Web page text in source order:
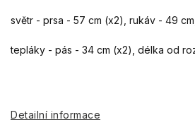
světr - prsa - 57 cm (x2), rukáv - 49
tepláky - pás - 34 cm (x2), délka od
Detailní informace